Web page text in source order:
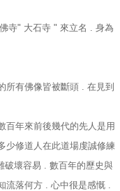
寺" 大石寺 " 來立名 . 身為
所有佛像皆被斷頭 . 在見到
百年來前後幾代的先人是用
少修道人在此道場虔誠修練
破壞容易 . 數百年的歷史與
流落何方 . 心中很是感慨 .